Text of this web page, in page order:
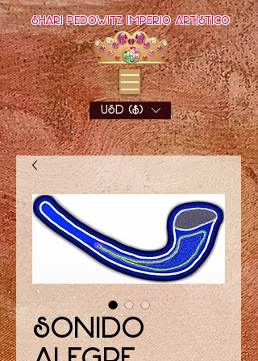
Shari Pedowitz Imperio Artístico
USD ($)
Sonido